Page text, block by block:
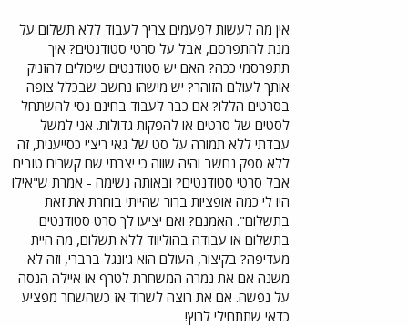
אין מה לעשות לפעמים צריך לעבוד ללא תשלום על
מנת להתפרסם, אבל על סרטי סטודנטים? איך
תתפרסמי ככה? האם יש סטודנטים שיכולים להזניק
אותך לעולם הזוהר? יש מישהו נחשב שבכלל צופה
בסרטים הללו? אם כבר לעבוד בחינם נסי להשתחל
לסטים של סרטים או להפקות גדולות. אני למשל
עבדתי ללא תמורה על סט של גאי ריצ'י כסייענית, זה
ללא ספק נחשב והיה שווה כי יצרתי שם קשרים טובים
אבל סרטי סטודנטים? ובאותה נשימה - אמרת ש"אילו
היו לי כמה אופציות ברור שהייתי בוחרת את זאת
בתשלום". האמנם? ואם יציעו לך סרט סטודנטים
בתשלום או עבודה בהוליווד ללא תשלום, מה היית
מעדיפה? בקיצור, העולם הוא ג'ונגל ברברי, וזה לא
משנה אם את נמרה המשחרת לטרף או איילה הנסה
על נפשה. אם את רוצה לשרוד אז כשהשחר מפציע
כדאי שתתחילי לרוץ!